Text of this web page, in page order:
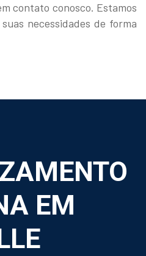
contato conosco. Estamos
necessidades de forma
EM